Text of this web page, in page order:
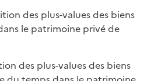
des plus-values des biens
le patrimoine privé de
des plus-values des biens